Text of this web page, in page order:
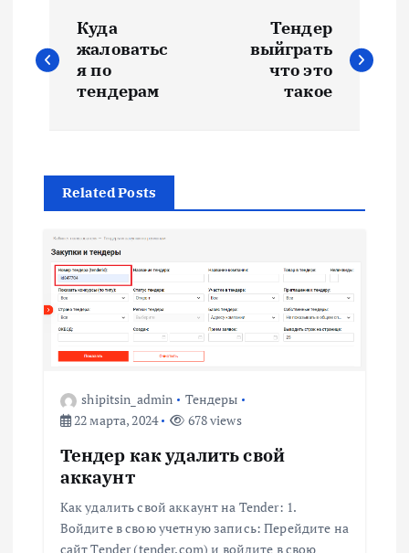
а
г
ц
и
Куда
жаловатьс
я по
тендерам
Тендер
выйграть
что это
такое
Related Posts
shipitsin_admin
Тендеры
22 марта, 2024
678 views
Тендер как удалить свой
аккаунт
Как удалить свой аккаунт на Tender: 1.
Войдите в свою учетную запись: Перейдите на
сайт Tender (tender.com) и войдите в свою